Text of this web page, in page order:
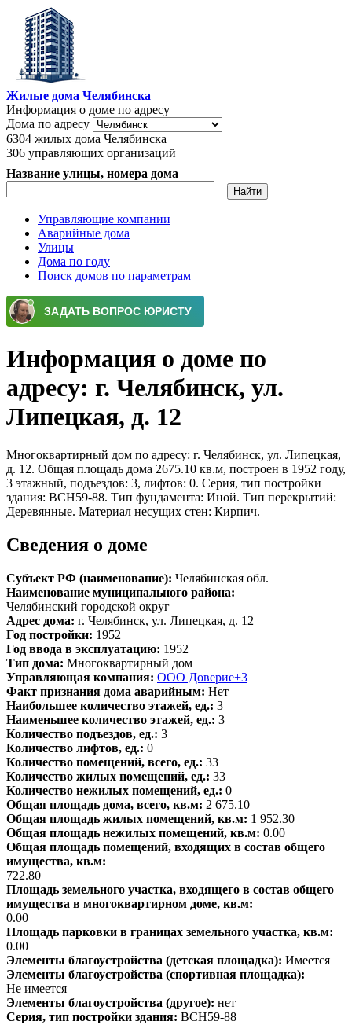
Перейти к основному содержанию
Жилые дома Челябинска
Информация о доме по адресу
Дома по адресу
6304 жилых дома Челябинска
306 управляющих организаций
Название улицы, номера дома
Главное меню
Управляющие компании
Аварийные дома
Улицы
Дома по году
Поиск домов по параметрам
Информация о доме по
адресу: г. Челябинск, ул.
Липецкая, д. 12
Многоквартирный дом по адресу: г. Челябинск, ул. Липецкая,
д. 12. Общая площадь дома 2675.10 кв.м, построен в 1952 году,
3 этажный, подъездов: 3, лифтов: 0. Серия, тип постройки
здания: ВСН59-88. Тип фундамента: Иной. Тип перекрытий:
Деревянные. Материал несущих стен: Кирпич.
Сведения о доме
Субъект РФ (наименование): Челябинская обл.
Наименование муниципального района:
Челябинский городской округ
Адрес дома: г. Челябинск, ул. Липецкая, д. 12
Год постройки: 1952
Год ввода в эксплуатацию: 1952
Тип дома: Многоквартирный дом
Управляющая компания: ООО Доверие+3
Факт признания дома аварийным: Нет
Наибольшее количество этажей, ед.: 3
Наименьшее количество этажей, ед.: 3
Количество подъездов, ед.: 3
Количество лифтов, ед.: 0
Количество помещений, всего, ед.: 33
Количество жилых помещений, ед.: 33
Количество нежилых помещений, ед.: 0
Общая площадь дома, всего, кв.м: 2 675.10
Общая площадь жилых помещений, кв.м: 1 952.30
Общая площадь нежилых помещений, кв.м: 0.00
Общая площадь помещений, входящих в состав общего
имущества, кв.м:
722.80
Площадь земельного участка, входящего в состав общего
имущества в многоквартирном доме, кв.м:
0.00
Площадь парковки в границах земельного участка, кв.м:
0.00
Элементы благоустройства (детская площадка): Имеется
Элементы благоустройства (спортивная площадка):
Не имеется
Элементы благоустройства (другое): нет
Серия, тип постройки здания: ВСН59-88